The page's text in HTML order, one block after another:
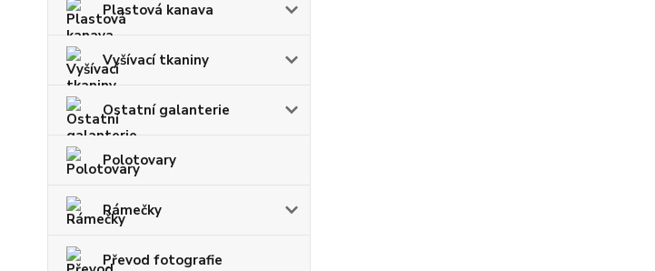
Plastová kanava
Vyšívací tkaniny
Ostatní galanterie
Polotovary
Rámečky
Převod fotografie